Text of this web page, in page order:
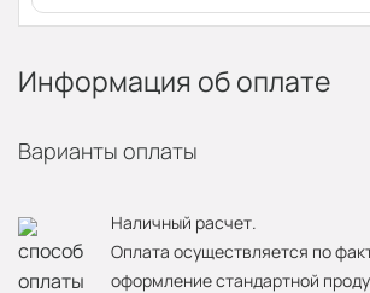
Информация об оплате
Варианты оплаты
Наличный расчет.
Оплата осуществляется по
оформление стандартной